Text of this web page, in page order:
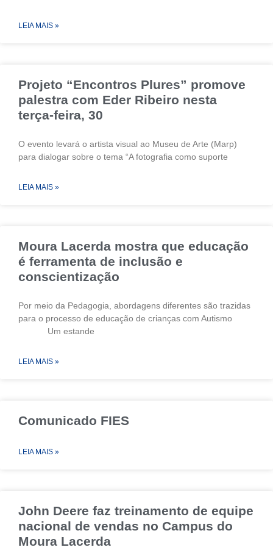
LEIA MAIS »
Projeto “Encontros Plures” promove
palestra com Eder Ribeiro nesta
terça-feira, 30
O evento levará o artista visual ao Museu de Arte (Marp)
para dialogar sobre o tema “A fotografia como suporte
LEIA MAIS »
Moura Lacerda mostra que educação
é ferramenta de inclusão e
conscientização
Por meio da Pedagogia, abordagens diferentes são trazidas
para o processo de educação de crianças com Autismo
Um estande
LEIA MAIS »
Comunicado FIES
LEIA MAIS »
John Deere faz treinamento de equipe
nacional de vendas no Campus do
Moura Lacerda